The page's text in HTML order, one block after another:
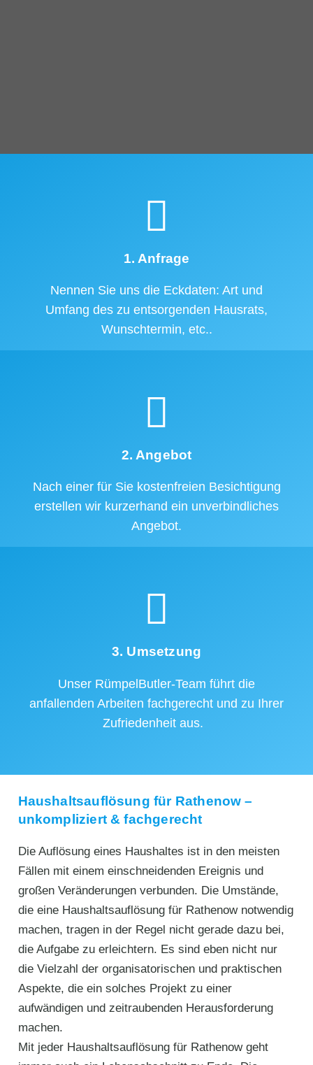
1. Anfrage
Nennen Sie uns die Eckdaten: Art und
Umfang des zu entsorgenden Hausrats,
Wunschtermin, etc..
2. Angebot
Nach einer für Sie kostenfreien Besichtigung
erstellen wir kurzerhand ein unverbindliches
Angebot.
3. Umsetzung
Unser RümpelButler-Team führt die
anfallenden Arbeiten fachgerecht und zu Ihrer
Zufriedenheit aus.
Haushaltsauflösung für Rathenow –
unkompliziert & fachgerecht
Die Auflösung eines Haushaltes ist in den meisten
Fällen mit einem einschneidenden Ereignis und
großen Veränderungen verbunden. Die Umstände,
die eine Haushaltsauflösung für Rathenow notwendig
machen, tragen in der Regel nicht gerade dazu bei,
die Aufgabe zu erleichtern. Es sind eben nicht nur
die Vielzahl der organisatorischen und praktischen
Aspekte, die ein solches Projekt zu einer
aufwändigen und zeitraubenden Herausforderung
machen.
Mit jeder Haushaltsauflösung für Rathenow geht